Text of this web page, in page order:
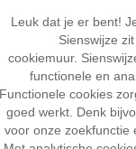
Leuk dat je er bent!
Sienswijze
cookiemuur.
functionele en
Functionele cookies
goed werkt. Denk
voor onze zoekfunctie